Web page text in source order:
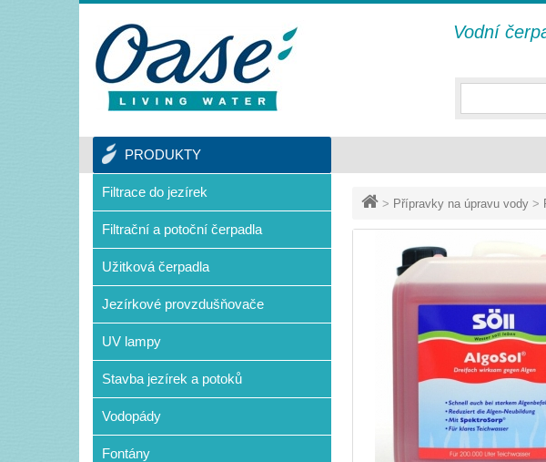
> Přípravky na úpravu vody >
PRODUKTY
Filtrace do jezírek
Filtrační a potoční čerpadla
Užitková čerpadla
Jezírkové provzdušňovače
UV lampy
Stavba jezírek a potoků
Vodopády
Fontány
Vodní